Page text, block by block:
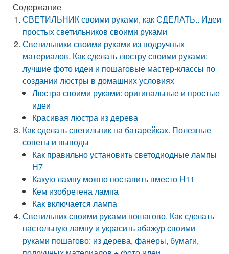
Содержание
СВЕТИЛЬНИК своими руками, как СДЕЛАТЬ.. Идеи
простых светильников своими руками
Светильники своими руками из подручных
материалов. Как сделать люстру своими руками:
лучшие фото идеи и пошаговые мастер-классы по
создании люстры в домашних условиях
Люстра своими руками: оригинальные и простые
идеи
Красивая люстра из дерева
Как сделать светильник на батарейках. Полезные
советы и выводы
Как правильно установить светодиодные лампы
H7
Какую лампу можно поставить вместо H11
Кем изобретена лампа
Как включается лампа
Светильник своими руками пошагово. Как сделать
настольную лампу и украсить абажур своими
руками пошагово: из дерева, фанеры, бумаги,